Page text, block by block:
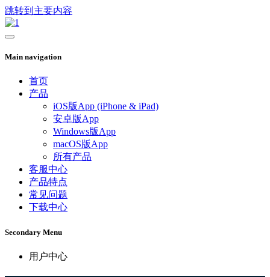
跳转到主要内容
Main navigation
首页
产品
iOS版App (iPhone & iPad)
安卓版App
Windows版App
macOS版App
所有产品
客服中心
产品特点
常见问题
下载中心
Secondary Menu
用户中心